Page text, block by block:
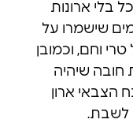
בלי ארונות
שישמרו על
טרי וחם, וכמובן
שיהיה
הצבאי ארון
לשבת.